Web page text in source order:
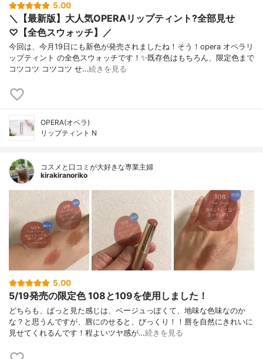
5.00
＼【最新版】大人気OPERAリップティント?全部見せ
♡【全色スウォッチ】／
今回は、今月19日にも新色が発売されましたね！そう！opera オペラリ
ップティント の全色スウォッチです！✨既存色はもちろん、限定色まで
コツコツ コツコツ せ…続きを見る
OPERA(オペラ)
リップティント N
コスメと口コミが大好きな専業主婦
kirakiranoriko
5.00
5/19発売の限定色 108と109を使用しました！
どちらも、ぱっと見た感じは、ベージュっぽくて、地味な色味なのか
な？と思うんですが、唇にのせると、びっくり！！唇を自然にきれいに
見せてくれるんです！程よいツヤ感が…続きを見る